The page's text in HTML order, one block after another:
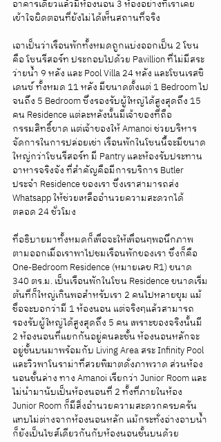
อาคารเดียวแล้วมีห้องนอน 3 ห้องอย่างที่เราเคย
เข้าใจผิดตอนที่ยังไม่ได้เห็นสถานที่จริง
เอาเป็นว่าเรือนพักทั้งหมดถูกแบ่งออกเป็น 2 โซน
คือ โซนรีสอร์ท ประกอบไปด้วย Pavillion ที่ไม่มีสระ
ว่ายน้ำ 9 หลัง และ Pool Villa 24 หลัง และโซนเรสซิ
เดนซ์ ทั้งหมด 11 หลัง มีขนาดตั้งแต่ 1 Bedroom ไป
จนถึง 5 Bedroom ซึ่งรองรับผู้ใหญ่ได้สูงสุดถึง 15
คน Residence แต่ละหลังนั้นมีเจ้าของที่ถือ
กรรมสิทธิ์ขาด แต่เจ้าของให้ Amanoi ช่วยบริหาร
จัดการในการปล่อยเช่า เรือนพักในโซนนี้จะมีขนาด
ใหญ่กว่าโซนรีสอร์ท มี Pantry และห้องรับประทาน
อาหารจริงจัง ที่สำคัญคือมีการบริการ Butler
ประจำ Residence ของเรา ซึ่งเราสามารถส่ง
Whatsapp ให้ช่วยเหลืออำนวยความสะดวกได้
ตลอด 24 ชั่วโมง
ที่อธิบายมาทั้งหมดก็เพื่อจะให้เพื่อนๆพอนึกภาพ
ตามออกเมื่อเราพาไปชมเรือนพักของเรา ซึ่งก็คือ
One-Bedroom Residence (หมายเลข R1) ขนาด
340 ตร.ม. เป็นเรือนพักในโซน Residence ขนาดเริ่ม
ต้นที่ก็ใหญ่เกินพอสำหรับเรา 2 คนไปหลายขุม แม้
ชื่อจะบอกว่ามี 1 ห้องนอน แต่จริงๆแล้วสามารถ
รองรับผู้ใหญ่ได้สูงสุดถึง 5 คน เพราะของจริงนั้นมี
2 ห้องนอนที่แยกกันอยู่คนละชั้น ห้องนอนหลักจะ
อยู่ชั้นบนมาพร้อมกับ Living Area สระ Infinity Pool
และวิวพาโนราม่าที่สวยพิฆาตดั่งภาพวาด ส่วนห้อง
นอนชั้นล่าง ทาง Amanoi เรียกว่า Junior Room และ
ไม่นำมานับเป็นห้องนอนที่ 2 ทั้งที่ภายในห้อง
Junior Room ก็มีสิ่งอำนวยความสะดวกครบครัน
แทบไม่ต่างจากห้องนอนหลัก แม้กระทั่งอ่างอาบน้ำ
ก็ยังเป็นไซส์เดียวกันกับห้องนอนชั้นบนด้วย